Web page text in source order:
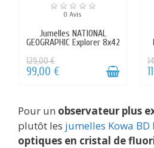
Pour un observateur plus
plutôt les jumelles Kowa BD
optiques en cristal de